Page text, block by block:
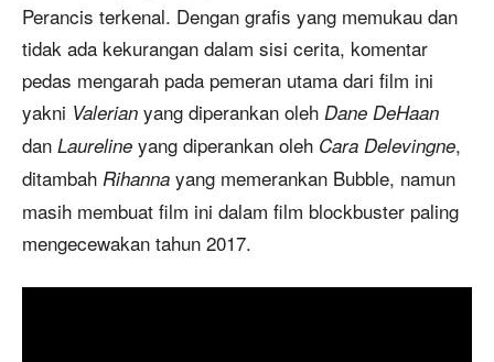
Perancis terkenal. Dengan grafis yang memukau dan
tidak ada kekurangan dalam sisi cerita, komentar
pedas mengarah pada pemeran utama dari film ini
yakni Valerian yang diperankan oleh Dane DeHaan
dan Laureline yang diperankan oleh Cara Delevingne,
ditambah Rihanna yang memerankan Bubble, namun
masih membuat film ini dalam film blockbuster paling
mengecewakan tahun 2017.